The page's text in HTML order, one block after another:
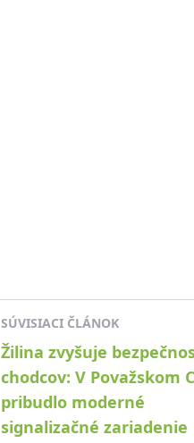
SÚVISIACI ČLÁNOK
Žilina zvyšuje
chodcov: V Považskom
pribudlo moderné
signalizačné zariadenie